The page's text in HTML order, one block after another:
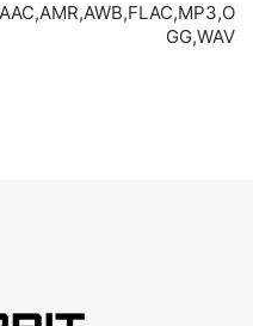
AAC,AMR,AWB,FLAC,MP3,O
GG,WAV